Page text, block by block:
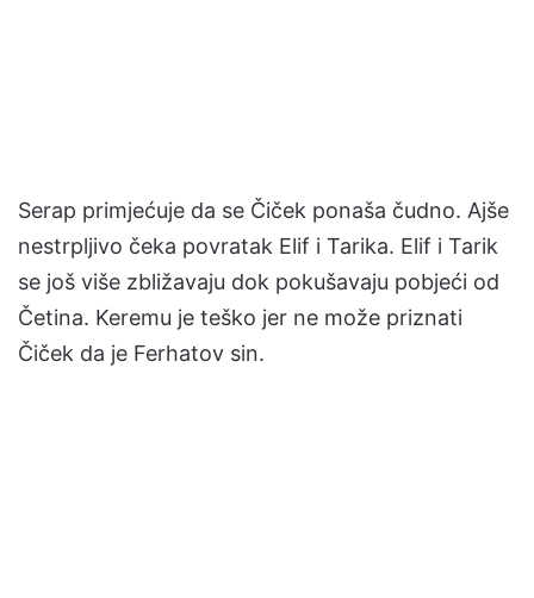
Serap primjećuje da se Čiček ponaša čudno. Ajše
nestrpljivo čeka povratak Elif i Tarika. Elif i Tarik
se još više zbližavaju dok pokušavaju pobjeći od
Četina. Keremu je teško jer ne može priznati
Čiček da je Ferhatov sin.